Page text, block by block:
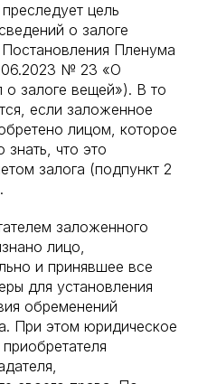
цель
о залоге
Пленума
№ 23 «О
залоге вещей»). В то
если заложенное
лицом, которое
что это
залога (подпункт 2
заложенного
лицо,
и принявшее все
для установления
обременений
При этом юридическое